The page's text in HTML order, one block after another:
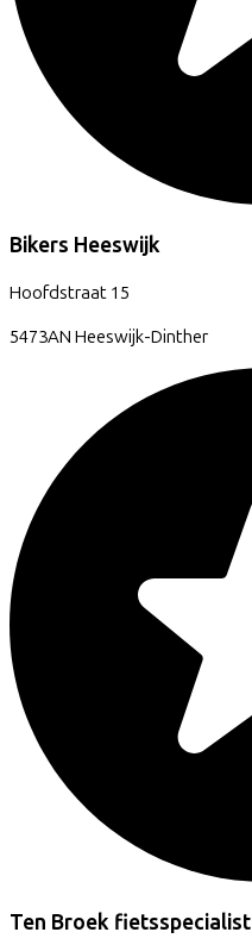
Bikers Heeswijk
Hoofdstraat 15
5473AN Heeswijk-Dinther
Ten Broek fietsspecialist